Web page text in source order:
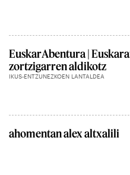
EuskarAbentura |
zortzigarren aldikotz
IKUS-ENTZUNEZKOEN LANTALDEA
ahomentan alex altxalili